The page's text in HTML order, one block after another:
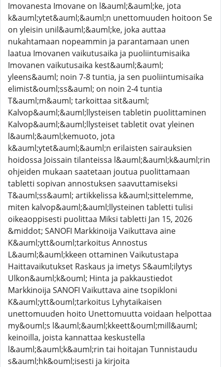
Imovanesta Imovane on l&auml;&auml;ke, jota
k&auml;ytet&auml;&auml;n unettomuuden hoitoon Se
on yleisin unil&auml;&auml;ke, joka auttaa
nukahtamaan nopeammin ja parantamaan unen
laatua Imovanen vaikutusaika ja puoliintumisaika
Imovanen vaikutusaika kest&auml;&auml;
yleens&auml; noin 7-8 tuntia, ja sen puoliintumisaika
elimist&ouml;ss&auml; on noin 2-4 tuntia
T&auml;m&auml; tarkoittaa sit&auml;
Kalvop&auml;&auml;llysteisen tabletin puolittaminen
Kalvop&auml;&auml;llysteiset tabletit ovat yleinen
l&auml;&auml;kemuoto, jota
k&auml;ytet&auml;&auml;n erilaisten sairauksien
hoidossa Joissain tilanteissa l&auml;&auml;k&auml;rin
ohjeiden mukaan saatetaan joutua puolittamaan
tabletti sopivan annostuksen saavuttamiseksi
T&auml;ss&auml; artikkelissa k&auml;sittelemme,
miten kalvop&auml;&auml;llysteinen tabletti tulisi
oikeaoppisesti puolittaa Miksi tabletti Jan 15, 2026
&middot; SANOFI Markkinoija Vaikuttava aine
K&auml;ytt&ouml;tarkoitus Annostus
L&auml;&auml;kkeen ottaminen Vaikutustapa
Haittavaikutukset Raskaus ja imetys S&auml;ilytys
Ulkon&auml;k&ouml; Hinta ja pakkaustiedot
Markkinoija SANOFI Vaikuttava aine tsopikloni
K&auml;ytt&ouml;tarkoitus Lyhytaikaisen
unettomuuden hoito Unettomuutta voidaan helpottaa
my&ouml;s l&auml;&auml;kkeett&ouml;mill&auml;
keinoilla, joista kannattaa keskustella
l&auml;&auml;k&auml;rin tai hoitajan Tunnistaudu
s&auml;hk&ouml;isesti ja kirjoita